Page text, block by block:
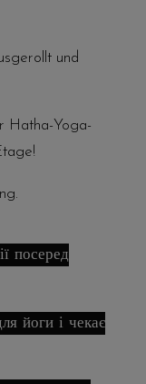
und
Hatha-Yoga-
посеред
йоги і чекає